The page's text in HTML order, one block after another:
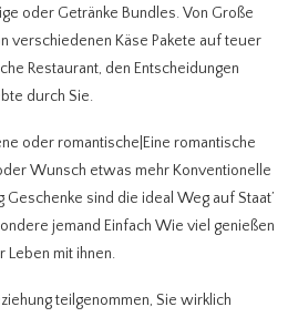
oder Getränke Bundles. Von Große
verschiedenen Käse Pakete auf teuer
Restaurant, den Entscheidungen
durch Sie.
oder romantische|Eine romantische
Wunsch etwas mehr Konventionelle
Geschenke sind die ideal Weg auf Staat’
jemand Einfach Wie viel genießen
Leben mit ihnen.
teilgenommen, Sie wirklich